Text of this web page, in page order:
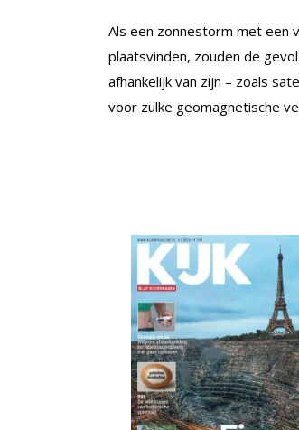
Als een zonnestorm met een
plaatsvinden, zouden de
afhankelijk van zijn – zoals
voor zulke geomagnetische